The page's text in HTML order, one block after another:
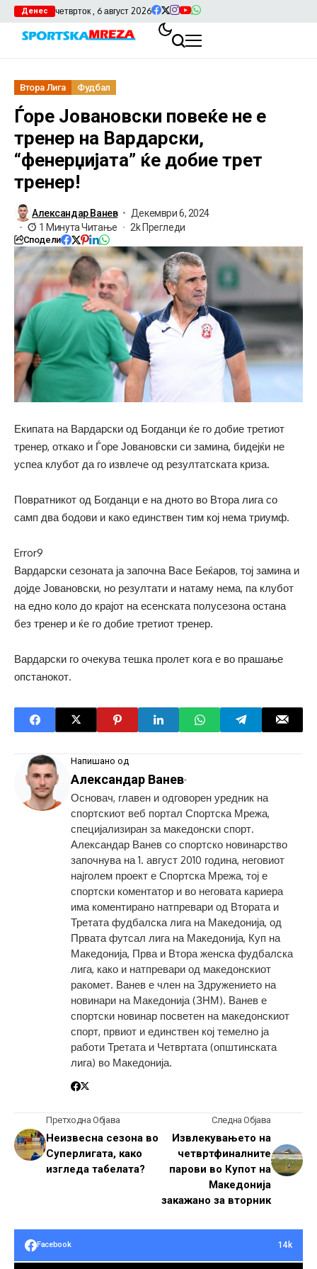
Денес четврток , 6 август 2026
Втора Лига Фудбал
Ѓоре Јовановски повеќе не е
тренер на Вардарски,
“фенерџијата” ќе добие трет
тренер!
Александар Ванев
Декември 6, 2024
1 Минута Читање
2k Прегледи
Сподели
Екипата на Вардарски од Богданци ќе го добие третиот
тренер, откако и Ѓоре Јовановски си замина, бидејќи не
успеа клубот да го извлече од резултатската криза.
Повратникот од Богданци е на дното во Втора лига со
самп два бодови и како единствен тим кој нема триумф.
Error9
Вардарски сезоната ја започна Васе Беќаров, тој замина и
дојде Јовановски, но резултати и натаму нема, па клубот
на едно коло до крајот на есенската полусезона остана
без тренер и ќе го добие третиот тренер.
Вардарски го очекува тешка пролет кога е во прашање
опстанокот.
Напишано од
Александар Ванев-
Основач, главен и одговорен уредник на
спортскиот веб портал Спортска Мрежа,
специјализиран за македонски спорт.
Александар Ванев со спортско новинарство
започнува на 1. август 2010 година, неговиот
најголем проект е Спортска Мрежа, тој е
спортски коментатор и во неговата кариера
има коментирано натпревари од Втората и
Третата фудбалска лига на Македонија, од
Првата футсал лига на Македонија, Куп на
Македонија, Прва и Втора женска фудбалска
лига, како и натпревари од македонскиот
ракомет. Ванев е член на Здружението на
новинари на Македонија (ЗНМ). Ванев е
спортски новинар посветен на македонскиот
спорт, првиот и единствен кој темелно ја
работи Третата и Четвртата (општинската
лига) во Македонија.
Претходна Објава
Неизвесна сезона во
Суперлигата, како
изгледа табелата?
Следна Објава
Извлекувањето на
четвртфиналните
парови во Купот на
Македонија
закажано за вторник
Facebook 14k